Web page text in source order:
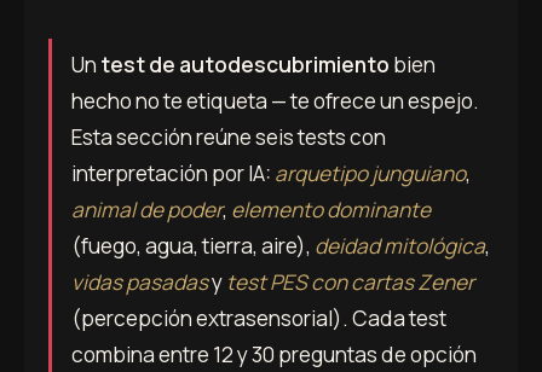
Un test de autodescubrimiento bien
hecho no te etiqueta — te ofrece un espejo.
Esta sección reúne seis tests con
interpretación por IA: arquetipo junguiano,
animal de poder, elemento dominante
(fuego, agua, tierra, aire), deidad mitológica,
vidas pasadasy test PES con cartas Zener
(percepción extrasensorial). Cada test
combina entre 12 y 30 preguntas de opción